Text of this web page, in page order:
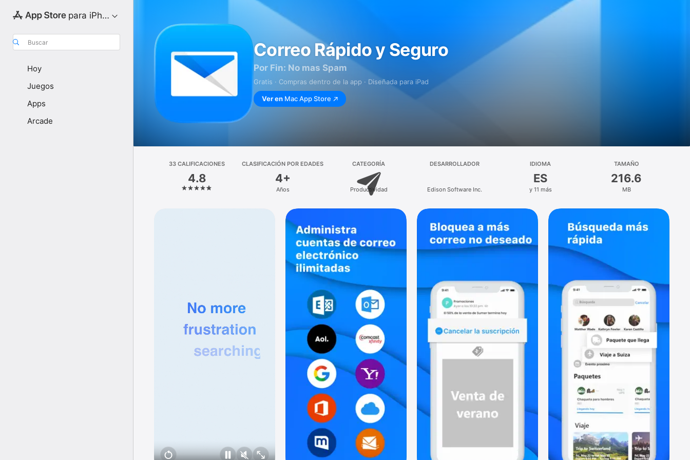
para iPhone
Buscar
Hoy
Juegos
Apps
Arcade
Correo Rápido y Seguro
Por Fin: No mas Spam
Gratis · Compras dentro de la app · Diseñada para iPad
Ver en Mac App Store
33 CALIFICACIONES
4.8
CLASIFICACIÓN POR EDADES
4+
Años
CATEGORÍA
Productividad
DESARROLLADOR
Edison Software Inc.
IDIOMA
ES
y 11 más
TAMAÑO
216.6
MB